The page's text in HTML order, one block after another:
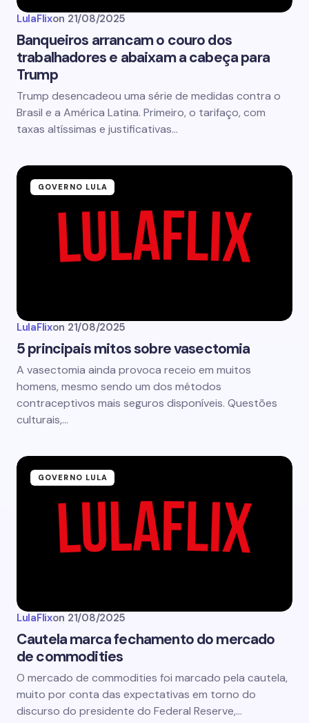
LulaFlixon 21/08/2025
Banqueiros arrancam o couro dos
trabalhadores e abaixam a cabeça para
Trump
Trump desencadeou uma série de medidas contra o
Brasil e a América Latina. Primeiro, o tarifaço, com
taxas altíssimas e justificativas…
GOVERNO LULA
LulaFlixon 21/08/2025
5 principais mitos sobre vasectomia
A vasectomia ainda provoca receio em muitos
homens, mesmo sendo um dos métodos
contraceptivos mais seguros disponíveis. Questões
culturais,…
GOVERNO LULA
LulaFlixon 21/08/2025
Cautela marca fechamento do mercado
de commodities
O mercado de commodities foi marcado pela cautela,
muito por conta das expectativas em torno do
discurso do presidente do Federal Reserve,…